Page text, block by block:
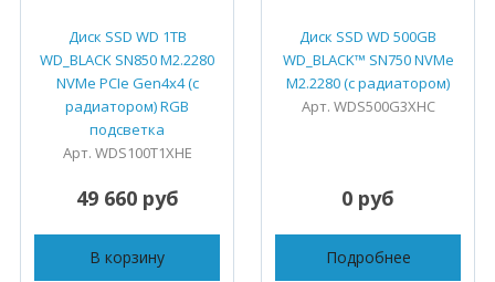
Диск SSD WD 1TB
WD_BLACK SN850 M2.2280
NVMe PCIe Gen4х4 (с
радиатором) RGB
подсветка
Арт. WDS100T1XHE
49 660 руб
В корзину
Диск SSD WD 500GB
WD_BLACK™ SN750 NVMe
M2.2280 (с радиатором)
Арт. WDS500G3XHC
0 руб
Подробнее